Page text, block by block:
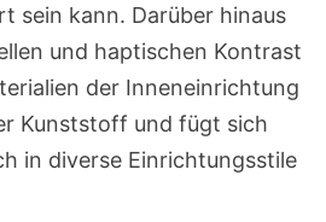
sein kann. Darüber hinaus
und haptischen Kontrast
der Inneneinrichtung
Kunststoff und fügt sich
in diverse Einrichtungsstile